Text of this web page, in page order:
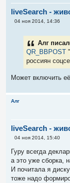
liveSearch -
С
04 ноя 2014, 14:36
Алг
QR_BBPOST
россиян
Может включить
Алг
liveSearch -
С
б
щ
е
н
и
04 ноя 2014, 15:40
Гуру всегда
а это уже сборка,
И почитала я
тоже надо